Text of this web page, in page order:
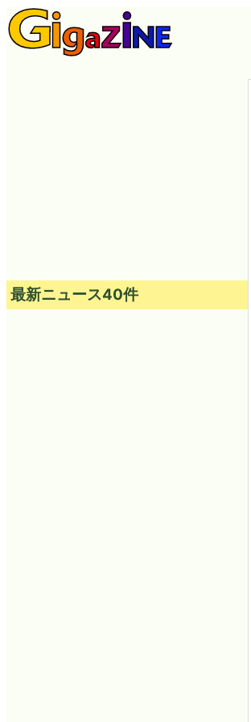
最新ニュース40件